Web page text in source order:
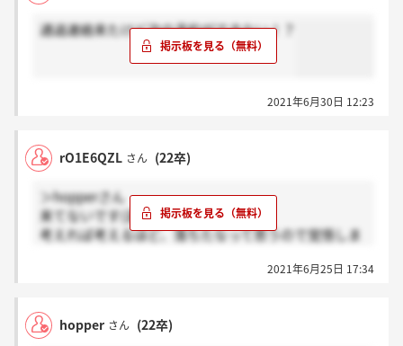
通過連絡来たけど次の予約ができない！？
2021年6月30日 12:23
rO1E6QZL さん (22卒)
＞hopperさん
来てないです(涙)
考えれば考えるほど、落ちたなって思うので覚悟しま
2021年6月25日 17:34
hopper さん (22卒)